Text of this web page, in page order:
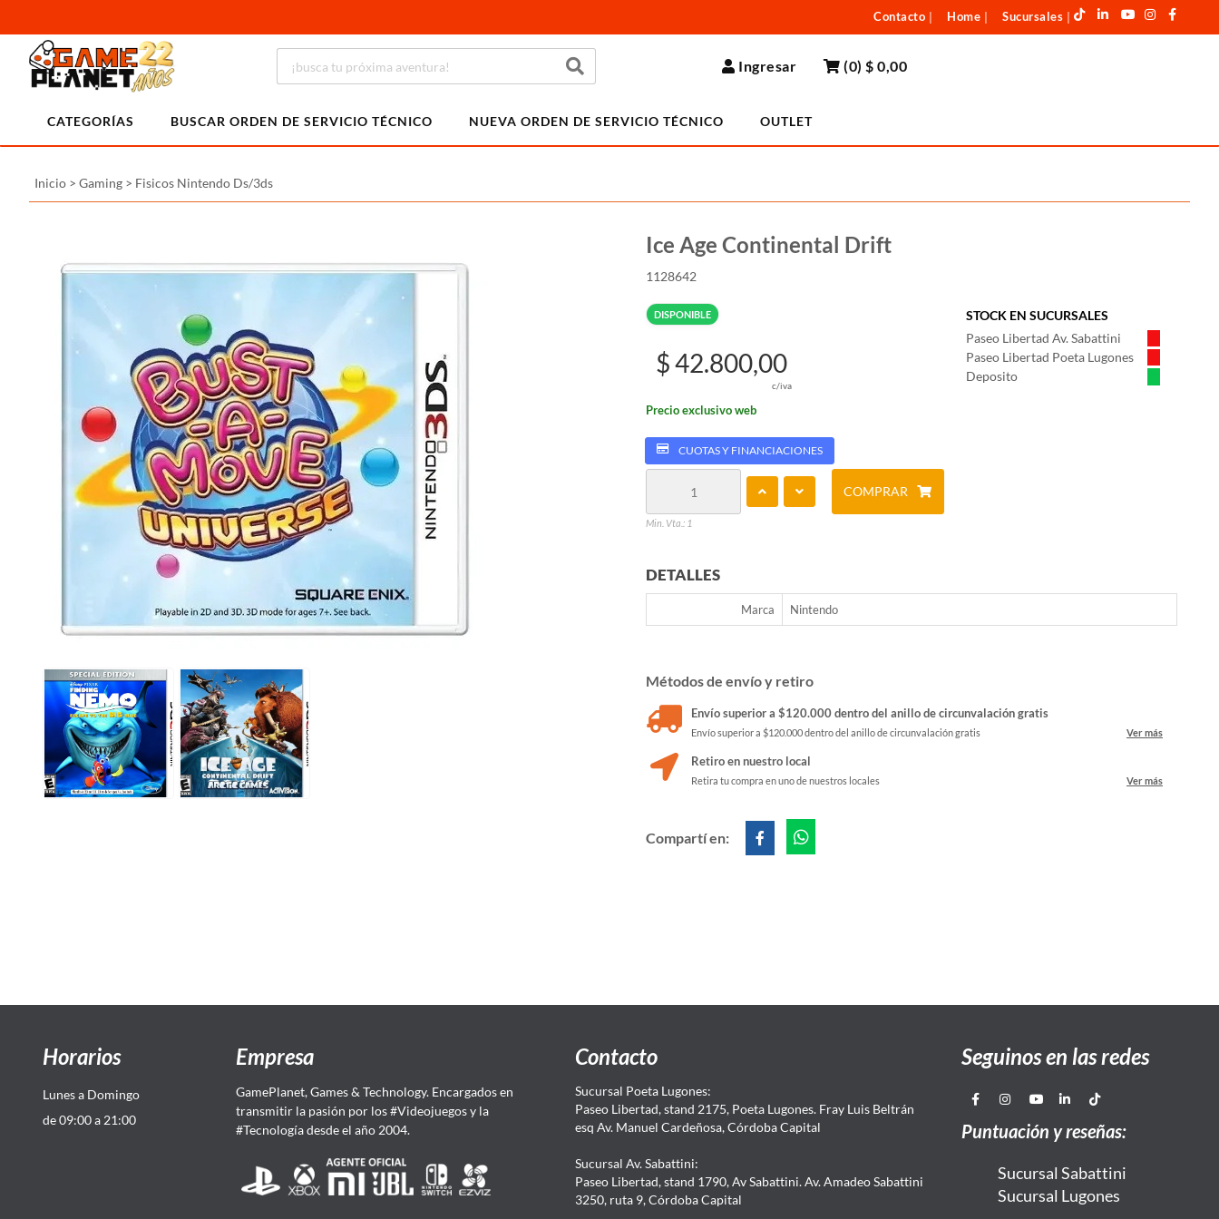
Contacto Home Sucursales
Ingresar (0)$ 0,00
CATEGORÍAS BUSCAR ORDEN DE SERVICIO TÉCNICO NUEVA ORDEN DE SERVICIO TÉCNICO OUTLET
Inicio > Gaming > Fisicos Nintendo Ds/3ds
Ice Age Continental Drift
1128642
DISPONIBLE
STOCK EN SUCURSALES
Paseo Libertad Av. Sabattini
Paseo Libertad Poeta Lugones
Deposito
$ 42.800,00
c/iva
Precio exclusivo web
CUOTAS Y FINANCIACIONES
Min. Vta.: 1
COMPRAR
DETALLES
Marca Nintendo
Métodos de envío y retiro
Envío superior a $120.000 dentro del anillo de circunvalación gratis
Envío superior a $120.000 dentro del anillo de circunvalación gratis Ver más
Retiro en nuestro local
Retira tu compra en uno de nuestros locales Ver más
Compartí en:
Horarios
Lunes a Domingo
de 09:00 a 21:00
Empresa
GamePlanet, Games & Technology. Encargados en
transmitir la pasión por los #Videojuegos y la
#Tecnología desde el año 2004.
Contacto
Sucursal Poeta Lugones:
Paseo Libertad, stand 2175, Poeta Lugones. Fray Luis Beltrán
esq Av. Manuel Cardeñosa, Córdoba Capital
Sucursal Av. Sabattini:
Paseo Libertad, stand 1790, Av Sabattini. Av. Amadeo Sabattini
3250, ruta 9, Córdoba Capital
Seguinos en las redes
Puntuación y reseñas:
Sucursal Sabattini
Sucursal Lugones